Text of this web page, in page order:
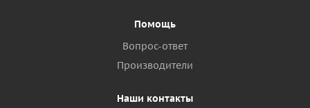
Помощь
Вопрос-ответ
Производители
Наши контакты